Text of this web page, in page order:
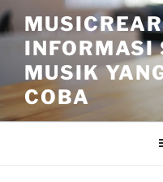
Skip
to
contentINFORMASI
MUSIK
COBA